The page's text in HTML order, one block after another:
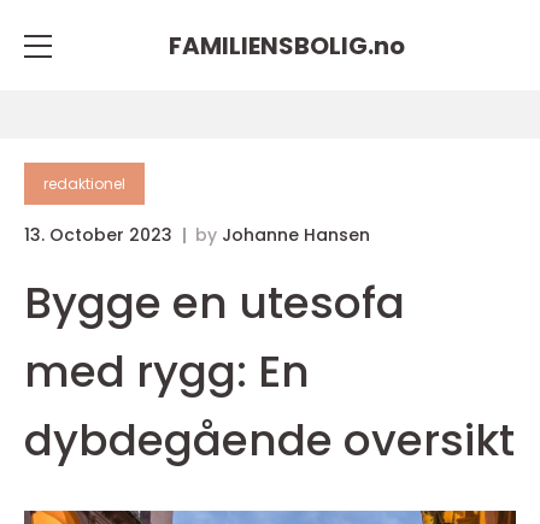
FAMILIENSBOLIG.no
redaktionel
13. October 2023 by Johanne Hansen
Bygge en utesofa
med rygg: En
dybdegående oversikt